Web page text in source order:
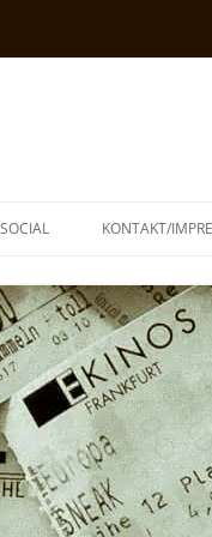
SOCIAL KONTAKT/